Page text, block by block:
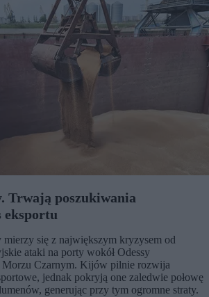
Trwają poszukiwania
eksportu
się z największym kryzysem od
ataki na porty wokół Odessy
Morzu Czarnym. Kijów pilnie rozwija
jednak pokryją one zaledwie połowę
generując przy tym ogromne straty.